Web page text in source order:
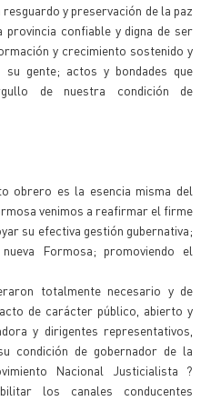
y preservación de la paz
provincia confiable y digna de ser
y crecimiento sostenido y
gente; actos y bondades que
de nuestra condición de
obrero es la esencia misma del
venimos a reafirmar el firme
su efectiva gestión gubernativa;
Formosa; promoviendo el
totalmente necesario y de
de carácter público, abierto y
y dirigentes representativos,
condición de gobernador de la
Nacional Justicialista ?
los canales conducentes